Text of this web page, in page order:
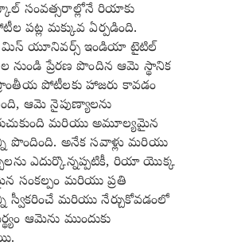
సంవత్సరాల్లోనే రియాకు
పట్ల మక్కువ ఏర్పడింది.
మిస్ యూనివర్స్ ఇండియా టైటిల్
నుండి ప్రేరణ పొందిన ఆమె స్థానిక
పోటీలకు హాజరు కావడం
ఆమె నైపుణ్యాలను
మరియు అమూల్యమైన
పొందింది. అనేక సవాళ్లు మరియు
ఎదుర్కొన్నప్పటికీ, రియా యొక్క
సంకల్పం మరియు ప్రతి
స్వీకరించే మరియు నేర్చుకోవడంలో
ఆమెను ముందుకు